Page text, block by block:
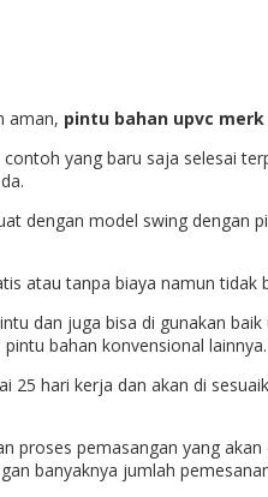
aman, pintu bahan upvc merk
yang baru saja selesai
dengan model swing dengan
atau tanpa biaya namun
dan juga bisa di gunakan
bahan konvensional lainnya.
25 hari kerja dan akan di
proses pemasangan yang
banyaknya jumlah